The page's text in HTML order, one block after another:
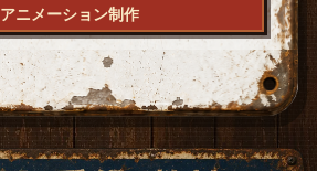
アニメーション制作